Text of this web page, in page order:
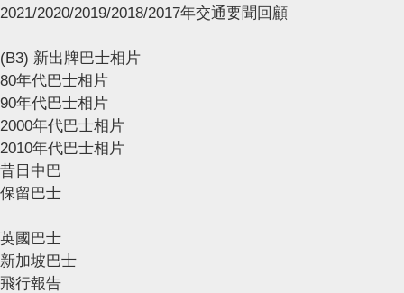
2021/2020/2019/2018/2017年交通要聞回顧
(B3) 新出牌巴士相片
80年代巴士相片
90年代巴士相片
2000年代巴士相片
2010年代巴士相片
昔日中巴
保留巴士
英國巴士
新加坡巴士
飛行報告